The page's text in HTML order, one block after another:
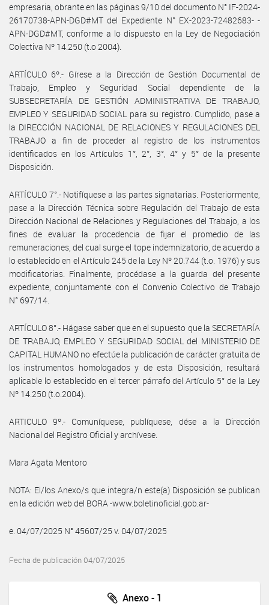
empresaria, obrante en las páginas 9/10 del documento N° IF-2024-
26170738-APN-DGD#MT del Expediente N° EX-2023-72482683- -
APN-DGD#MT, conforme a lo dispuesto en la Ley de Negociación
Colectiva Nº 14.250 (t.o 2004).
ARTÍCULO 6º.- Gírese a la Dirección de Gestión Documental de
Trabajo, Empleo y Seguridad Social dependiente de la
SUBSECRETARÍA DE GESTIÓN ADMINISTRATIVA DE TRABAJO,
EMPLEO Y SEGURIDAD SOCIAL para su registro. Cumplido, pase a
la DIRECCIÓN NACIONAL DE RELACIONES Y REGULACIONES DEL
TRABAJO a fin de proceder al registro de los instrumentos
identificados en los Artículos 1°, 2°, 3°, 4° y 5° de la presente
Disposición.
ARTÍCULO 7°.- Notifíquese a las partes signatarias. Posteriormente,
pase a la Dirección Técnica sobre Regulación del Trabajo de esta
Dirección Nacional de Relaciones y Regulaciones del Trabajo, a los
fines de evaluar la procedencia de fijar el promedio de las
remuneraciones, del cual surge el tope indemnizatorio, de acuerdo a
lo establecido en el Artículo 245 de la Ley Nº 20.744 (t.o. 1976) y sus
modificatorias. Finalmente, procédase a la guarda del presente
expediente, conjuntamente con el Convenio Colectivo de Trabajo
N° 697/14.
ARTÍCULO 8°.- Hágase saber que en el supuesto que la SECRETARÍA
DE TRABAJO, EMPLEO Y SEGURIDAD SOCIAL del MINISTERIO DE
CAPITAL HUMANO no efectúe la publicación de carácter gratuita de
los instrumentos homologados y de esta Disposición, resultará
aplicable lo establecido en el tercer párrafo del Artículo 5° de la Ley
Nº 14.250 (t.o.2004).
ARTICULO 9º.- Comuníquese, publíquese, dése a la Dirección
Nacional del Registro Oficial y archívese.
Mara Agata Mentoro
NOTA: El/los Anexo/s que integra/n este(a) Disposición se publican
en la edición web del BORA -www.boletinoficial.gob.ar-
e. 04/07/2025 N° 45607/25 v. 04/07/2025
Fecha de publicación 04/07/2025
Anexo - 1